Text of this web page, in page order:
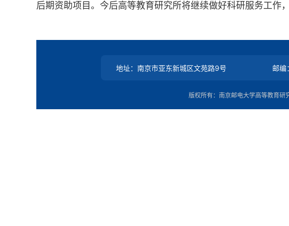
后期资助项目。 今后高等教育研究所将继续做好科研服务工作
地址：南京市亚东新城区文苑路9号 邮编
版权所有：南京邮电大学高等教育